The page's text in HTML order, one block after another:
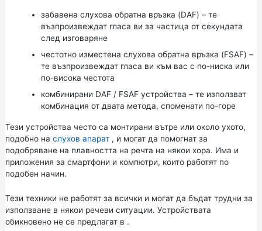
забавена слухова обратна връзка (DAF) – те
възпроизвеждат гласа ви за частица от секундата
след изговаряне
честотно изместена слухова обратна връзка (FSAF) –
те възпроизвеждат гласа ви към вас с по-ниска или
по-висока честота
комбинирани DAF / FSAF устройства – те използват
комбинация от двата метода, споменати по-горе
Тези устройства често са монтирани вътре или около ухото,
подобно на слухов апарат, и могат да помогнат за
подобряване на плавността на речта на някои хора. Има и
приложения за смартфони и компютри, които работят по
подобен начин.
Тези техники не работят за всички и могат да бъдат трудни за
използване в някои речеви ситуации. Устройствата
обикновено не се предлагат в .